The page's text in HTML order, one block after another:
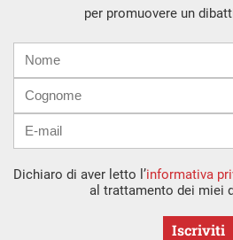
per promuovere un
mail
Dichiaro di aver letto l’informativa
al trattamento dei miei
Iscriviti